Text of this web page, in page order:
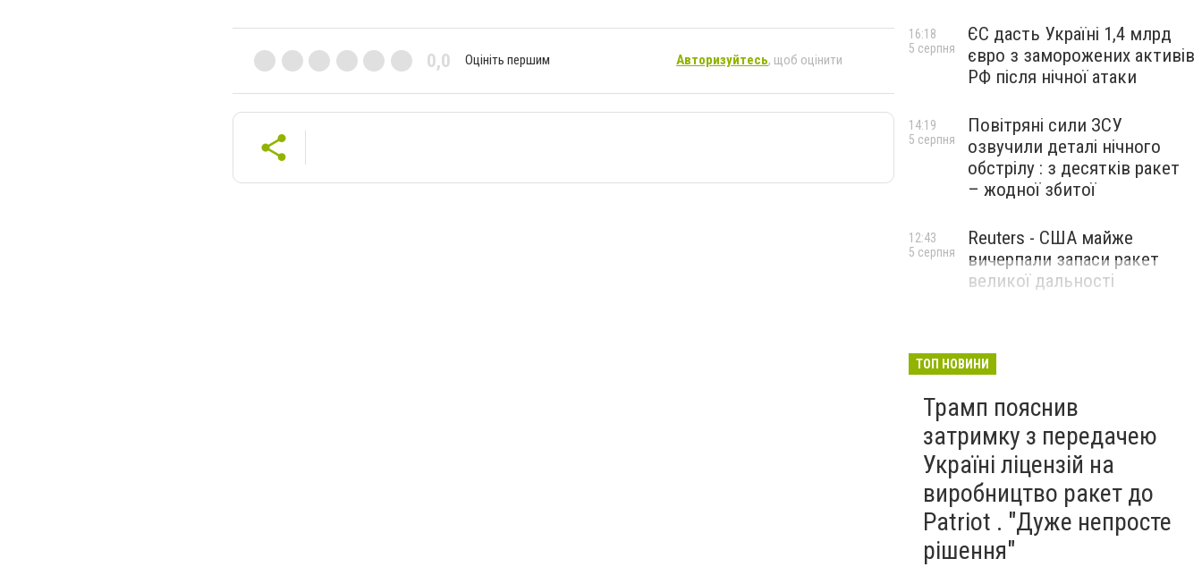
0,0 Оцініть першим Авторизуйтесь, щоб оцінити
ЄС дасть Україні 1,4 млрд
євро з заморожених активів
РФ після нічної атаки
16:18
5 серпня
Повітряні сили ЗСУ
озвучили деталі нічного
обстрілу : з десятків ракет
– жодної збитої
14:19
5 серпня
Reuters - США майже
вичерпали запаси ракет
великої дальності
12:43
5 серпня
ТОП НОВИНИ
Трамп пояснив
затримку з передачею
Україні ліцензій на
виробництво ракет до
Patriot . "Дуже непросте
рішення"